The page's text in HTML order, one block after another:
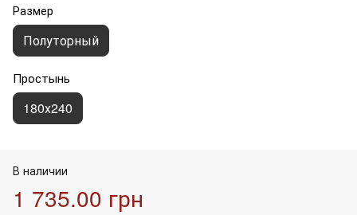
Размер
Полуторный
Простынь
180х240
В наличии
1 735.00 грн